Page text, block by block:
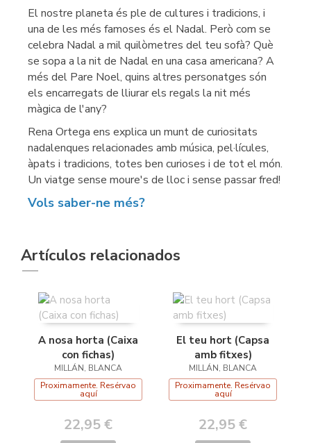
El nostre planeta és ple de cultures i tradicions, i
una de les més famoses és el Nadal. Però com se
celebra Nadal a mil quilòmetres del teu sofà? Què
se sopa a la nit de Nadal en una casa americana? A
més del Pare Noel, quins altres personatges són
els encarregats de lliurar els regals la nit més
màgica de l'any?
Rena Ortega ens explica un munt de curiositats
nadalenques relacionades amb música, pel·lícules,
àpats i tradicions, totes ben curioses i de tot el món.
Un viatge sense moure's de lloc i sense passar fred!
Vols saber-ne més?
Artículos relacionados
A nosa horta (Caixa
con fichas)
MILLÁN, BLANCA
Proximamente. Resérvao
aquí
22,95 €
El teu hort (Capsa
amb fitxes)
MILLÁN, BLANCA
Proximamente. Resérvao
aquí
22,95 €